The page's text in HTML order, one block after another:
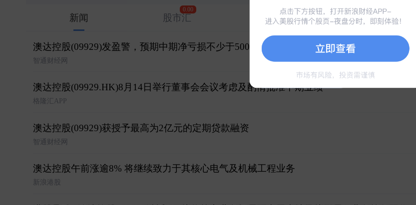
新闻 股市汇
0.00
关联 资金
澳达控股(09929)发盈警，预期中期净亏损不少于5000万港元 同比盈转亏
智通财经网
澳达控股(09929.HK)8月14日举行董事会会议考虑及酌情批准中期业绩
格隆汇APP
澳达控股(09929)获授予最高为2亿元的定期贷款融资
智通财经网
澳达控股午前涨逾8% 将继续致力于其核心电气及机械工程业务
新浪港股